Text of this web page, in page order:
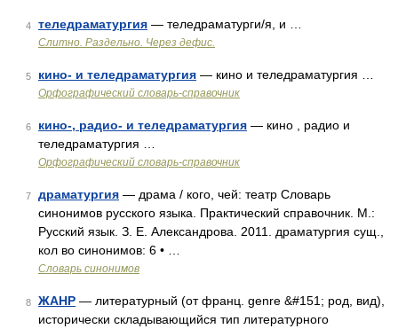
4 теледраматургия — теледраматурги/я, и …
Слитно. Раздельно. Через дефис.
5 кино- и теледраматургия — кино и теледраматургия …
Орфографический словарь-справочник
6 кино-, радио- и теледраматургия — кино , радио и
теледраматургия …
Орфографический словарь-справочник
7 драматургия — драма / кого, чей: театр Словарь
синонимов русского языка. Практический справочник. М.:
Русский язык. З. Е. Александрова. 2011. драматургия сущ.,
кол во синонимов: 6 • …
Словарь синонимов
8 ЖАНР — литературный (от франц. genre &#151; род, вид),
исторически складывающийся тип литературного